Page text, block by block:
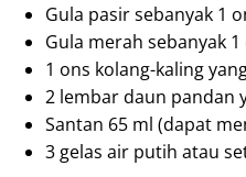
Gula pasir sebanyak 1
Gula merah sebanyak 1
1 ons kolang-kaling
2 lembar daun pandan
Santan 65 ml (dapat
3 gelas air putih atau